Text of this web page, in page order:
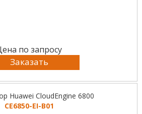
по запросу
Заказать
Huawei CloudEngine 6800
CE6850-EI-B01